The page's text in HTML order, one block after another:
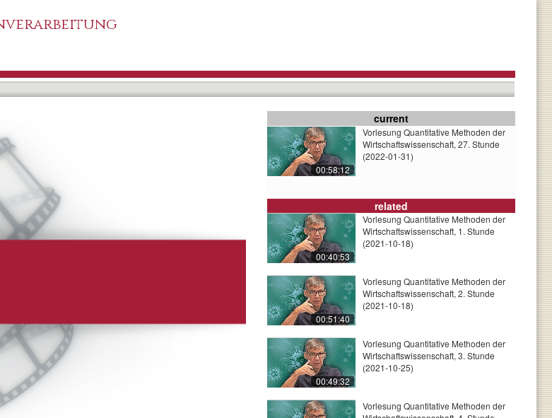
current
00:58:12
Vorlesung Quantitative Methoden der
Wirtschaftswissenschaft, 27. Stunde
(2022-01-31)
related
00:40:53
Vorlesung Quantitative Methoden der
Wirtschaftswissenschaft, 1. Stunde
(2021-10-18)
00:51:40
Vorlesung Quantitative Methoden der
Wirtschaftswissenschaft, 2. Stunde
(2021-10-18)
00:49:32
Vorlesung Quantitative Methoden der
Wirtschaftswissenschaft, 3. Stunde
(2021-10-25)
Vorlesung Quantitative Methoden der